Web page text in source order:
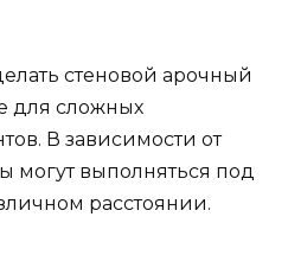
стеновой арочный
для сложных
В зависимости от
могут выполняться под
расстоянии.